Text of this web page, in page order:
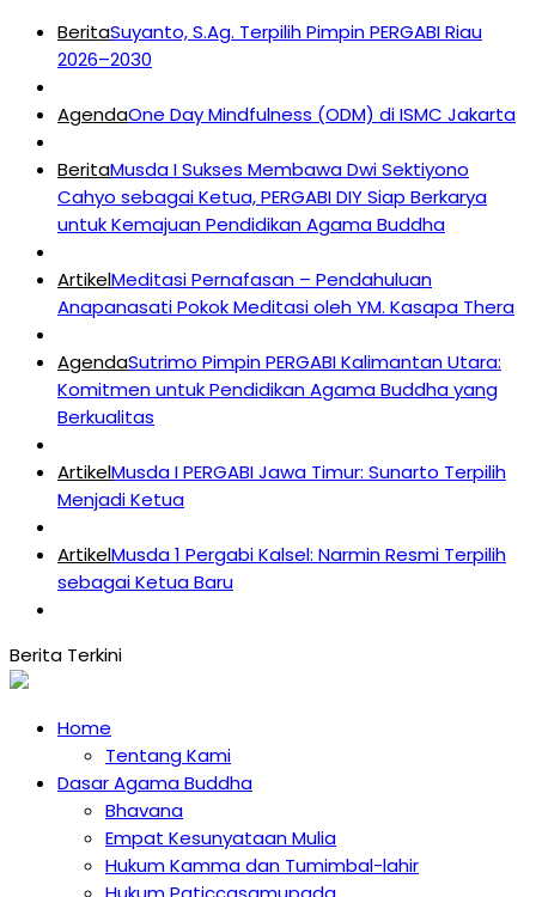
BeritaSuyanto, S.Ag. Terpilih Pimpin PERGABI Riau
2026–2030
AgendaOne Day Mindfulness (ODM) di ISMC Jakarta
BeritaMusda I Sukses Membawa Dwi Sektiyono
Cahyo sebagai Ketua, PERGABI DIY Siap Berkarya
untuk Kemajuan Pendidikan Agama Buddha
ArtikelMeditasi Pernafasan – Pendahuluan
Anapanasati Pokok Meditasi oleh YM. Kasapa Thera
AgendaSutrimo Pimpin PERGABI Kalimantan Utara:
Komitmen untuk Pendidikan Agama Buddha yang
Berkualitas
ArtikelMusda I PERGABI Jawa Timur: Sunarto Terpilih
Menjadi Ketua
ArtikelMusda 1 Pergabi Kalsel: Narmin Resmi Terpilih
sebagai Ketua Baru
Home
Tentang Kami
Dasar Agama Buddha
Bhavana
Empat Kesunyataan Mulia
Hukum Kamma dan Tumimbal-lahir